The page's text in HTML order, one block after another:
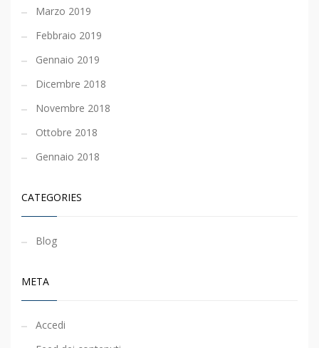
Marzo 2019
Febbraio 2019
Gennaio 2019
Dicembre 2018
Novembre 2018
Ottobre 2018
Gennaio 2018
CATEGORIES
Blog
META
Accedi